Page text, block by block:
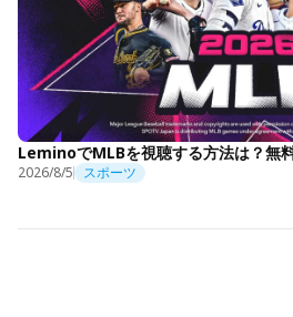
LeminoでMLBを視聴する方法は？無
2026/8/5 スポーツ